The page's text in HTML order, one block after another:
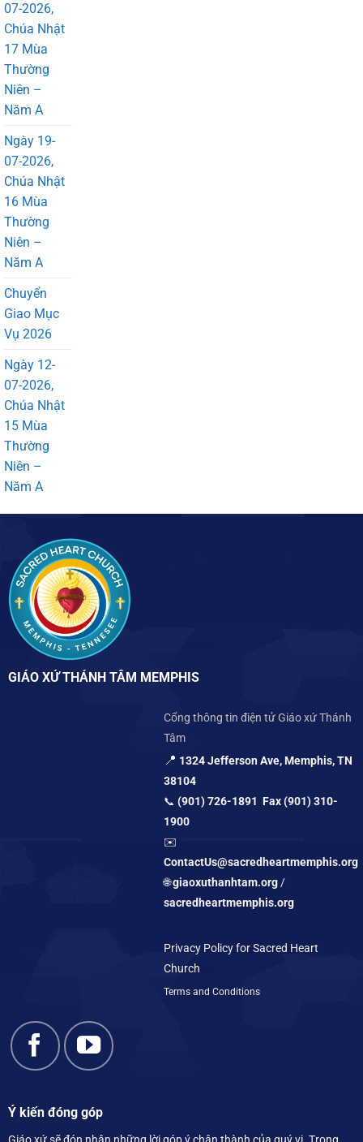
07-2026,
Chúa Nhật
17 Mùa
Thường
Niên –
Năm A
Ngày 19-
07-2026,
Chúa Nhật
16 Mùa
Thường
Niên –
Năm A
Chuyển
Giao Mục
Vụ 2026
Ngày 12-
07-2026,
Chúa Nhật
15 Mùa
Thường
Niên –
Năm A
GIÁO XỨ THÁNH TÂM MEMPHIS
Cổng thông tin điện tử Giáo xứ Thánh
Tâm
📍 1324 Jefferson Ave, Memphis, TN
38104
📞 (901) 726-1891 Fax (901) 310-
1900
✉️
ContactUs@sacredheartmemphis.org
🌐giaoxuthanhtam.org/
sacredheartmemphis.org
Privacy Policy for Sacred Heart
Church
Terms and Conditions
Ý kiến đóng góp
Giáo xứ sẽ đón nhận những lời góp ý chân thành của quý vị. Trong